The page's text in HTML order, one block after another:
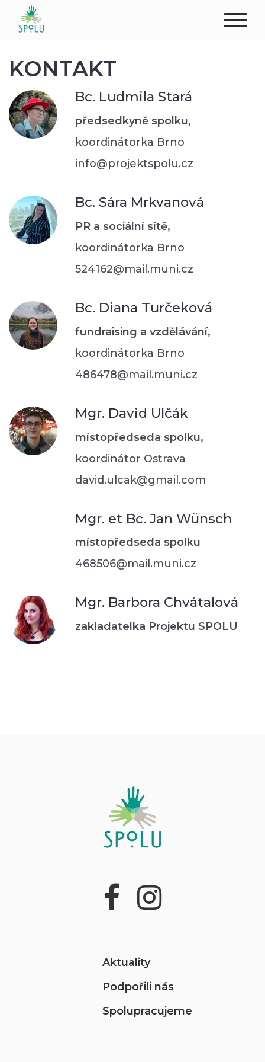
PODPOŘTE NÁS
PŮSOBIŠTĚ
PROFESIONÁLOVÉ
STUDENTI
KONTAKT
Bc. Ludmila Stará
předsedkyně spolku,
koordinátorka Brno
info@projektspolu.cz
Bc. Sára Mrkvanová
PR a sociální sítě,
koordinátorka Brno
524162@mail.muni.cz
Bc. Diana Turčeková
fundraising a vzdělávání,
koordinátorka Brno
486478@mail.muni.cz
Mgr. David Ulčák
místopředseda spolku,
koordinátor Ostrava
david.ulcak@gmail.com
Mgr. et Bc. Jan Wünsch
místopředseda spolku
468506@mail.muni.cz
Mgr. Barbora Chvátalová
zakladatelka Projektu SPOLU
Aktuality
Podpořili nás
Spolupracujeme